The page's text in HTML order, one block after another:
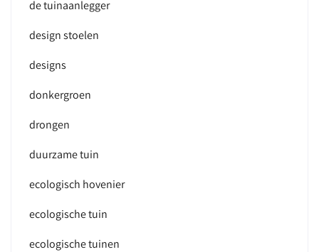
de tuinaanlegger
design stoelen
designs
donkergroen
drongen
duurzame tuin
ecologisch hovenier
ecologische tuin
ecologische tuinen